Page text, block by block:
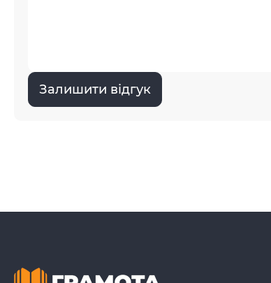
Залишити відгук